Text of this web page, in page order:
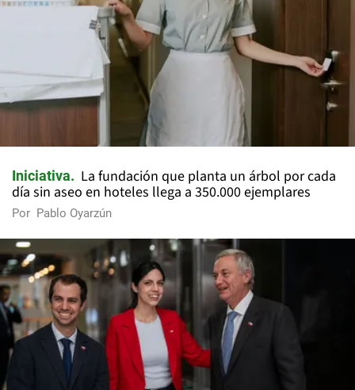
Iniciativa
La fundación que planta un árbol por cada
día sin aseo en hoteles llega a 350.000 ejemplares
Por Pablo Oyarzún